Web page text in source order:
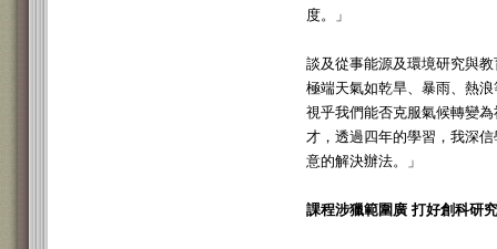
度。」
談及從事能源及環境研究與
極端天氣如乾旱、暴雨、熱
視乎我們能否克服氣候轉變
才，透過四年的學習，我深
意的解決辦法。」
課程涉獵範圍廣 打好創科研